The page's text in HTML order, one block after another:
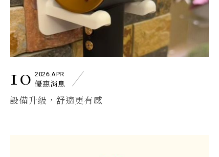
10 2026.APR
優惠消息
設備升級，舒適更有感